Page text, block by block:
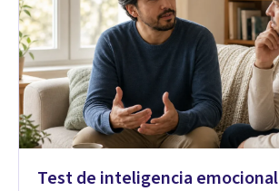
Test de inteligencia emocional